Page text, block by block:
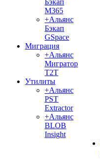
Бэкап
M365
+Альянс
Бэкап
GSpace
Миграция
+Альянс
Мигратор
Т2Т
Утилиты
+Альянс
PST
Extractor
+Альянс
BLOB
Insight